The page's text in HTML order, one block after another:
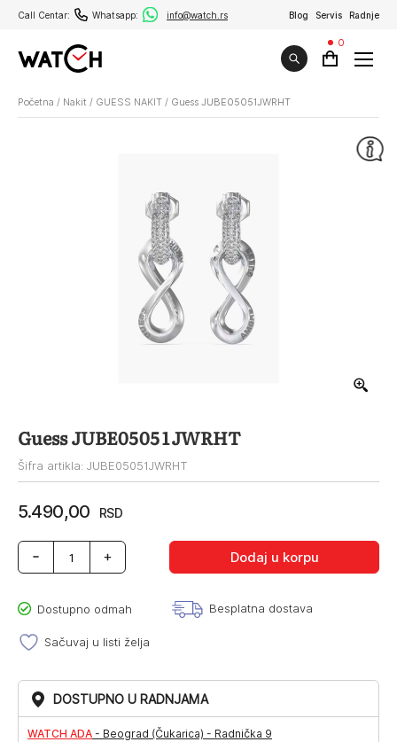
Call Centar: Whatsapp: info@watch.rs Blog Servis Radnje
0
Početna / Nakit / GUESS NAKIT / Guess JUBE05051JWRHT
Guess JUBE05051JWRHT
Šifra artikla: JUBE05051JWRHT
5.490,00 RSD
Guess
JUBE05051JWRHT
Dodaj u korpu
Dostupno odmah Besplatna dostava
Sačuvaj u listi želja
DOSTUPNO U RADNJAMA
WATCH ADA - Beograd (Čukarica) - Radnička 9